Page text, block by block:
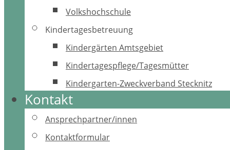
Volkshochschule
Kindertagesbetreuung
Kindergärten Amtsgebiet
Kindertagespflege/Tagesmütter
Kindergarten-Zweckverband Stecknitz
Kontakt
Ansprechpartner/innen
Kontaktformular